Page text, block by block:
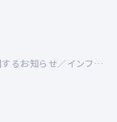
業績連動型株式報酬制度の改定に関するお知らせ／インフロニア・ホールディングス